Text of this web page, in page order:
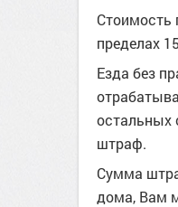
Стоимость
пределах
Езда без
остальных
штраф.
Сумма
дома, Вам